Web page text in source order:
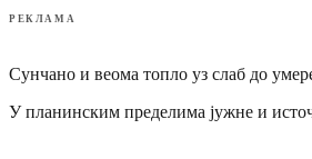
РЕКЛАМА
Сунчано и веома топло уз слаб до
У планинским пределима јужне и